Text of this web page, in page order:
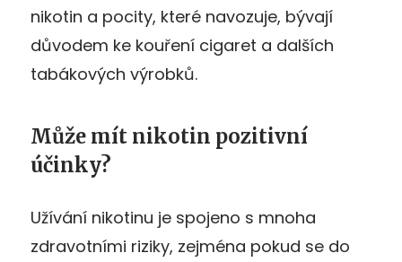
nikotin a pocity, které navozuje, bývají
důvodem ke kouření cigaret a dalších
tabákových výrobků.
Může mít nikotin pozitivní
účinky?
Užívání nikotinu je spojeno s mnoha
zdravotními riziky, zejména pokud se do